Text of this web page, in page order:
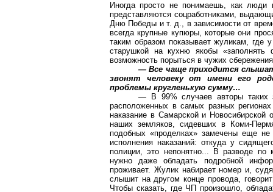
Иногда просто не понимаешь, как люди
представляются соцработниками,
Дню Победы и т. д., в зависимости от
всегда крупные купюры, которые они
таким образом показывает жуликам, где
старушкой на кухню якобы «заполнять
возможность порыться в чужих
— Все чаще приходится
звонят человеку от имени его
проблемы кругленькую сумму…
— В 99% случаев авторы таких
расположенных в самых разных
наказание в Самарской и
наших земляков, сидевших в Коми-
подобных «проделках» замечены еще
исполнения наказаний: откуда у
полиции, это непонятно... В разводе по
нужно даже обладать подробной
проживает. Жулик набирает номер и,
слышит на другом конце провода,
Чтобы сказать, где ЧП произошло,